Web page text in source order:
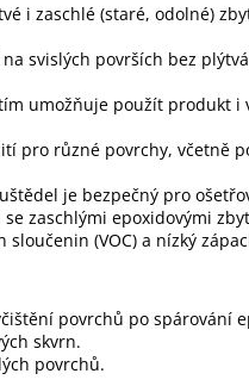
i zaschlé (staré, odolné)
svislých površích bez
umožňuje použít produkt i
pro různé povrchy, včetně
je bezpečný pro
zaschlými epoxidovými
(VOC) a nízký
povrchů po spárování
skvrn.
povrchů.